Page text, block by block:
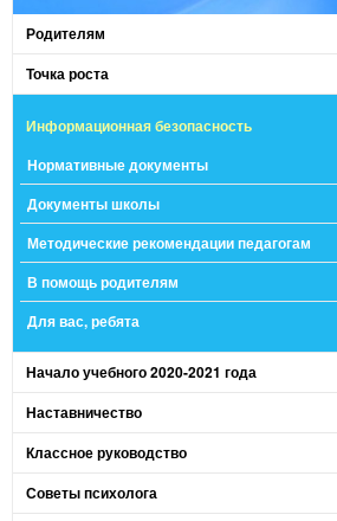
Родителям
Точка роста
Информационная безопасность
Нормативные документы
Документы школы
Методические рекомендации педагогам
В помощь родителям
Для вас, ребята
Начало учебного 2020-2021 года
Наставничество
Классное руководство
Советы психолога